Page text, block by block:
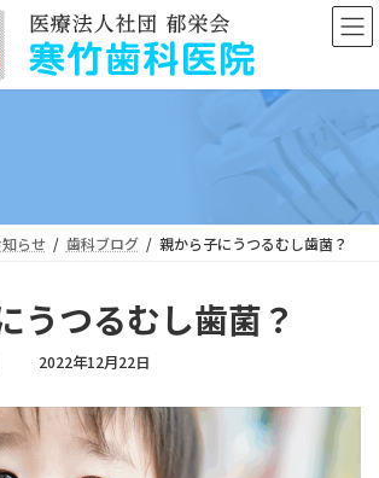
知らせ 歯科ブログ 親から子にうつるむし歯菌？
うつるむし歯菌？
最
更
新
日
2022年12月22日